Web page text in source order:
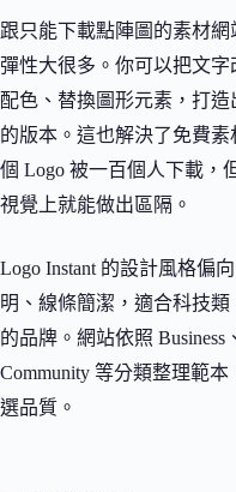
跟只能下載點陣圖的素材網
彈性大很多。你可以把文
配色、替換圖形元素，打
的版本。這也解決了免費
個 Logo 被一百個人下載，
視覺上就能做出區隔。
Logo Instant 的設計風格偏
明、線條簡潔，適合科技
的品牌。網站依照 Business
Community 等分類整理範
選品質。